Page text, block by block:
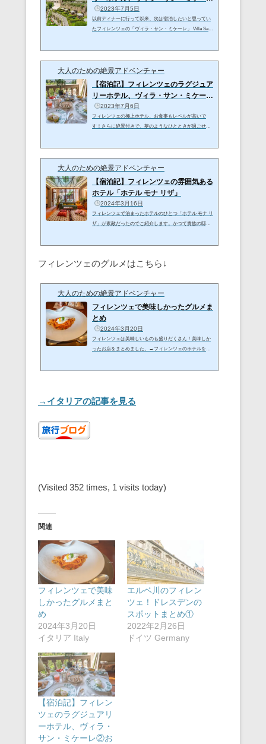
①施設・お...
2023年7月5日
以前ディナーに行って以来、次は宿泊したいと思ってい
たフィレンツェの「ヴィラ・サン・ミケーレ」 Villa San
の思い出に残る極上ホテルでした！->ヴィラ・サン・ミ
園・施設散策 Garden&Facilityお部屋 Room 庭園・施設散
策 Garden&Facilityフィレンツェの街から車で20分ほどの
フィエ―ゾレの丘に...
大人のための絶景アドベンチャー
【宿泊記】フィレンツェのラグジュア
リーホテル、ヴィラ・サン・ミケーレ
②お食事
2023年7月6日
フィレンツェの極上ホテル、お食事もレベルが高いで
す！さらに絶景付きで、夢のようなひとときが過ごせま
レストランは3つ、メインダイニングの「ラ・ロッジア」
ンテ・サン・ミケーレ」（ランチ・ディナー）、プール
サイドにある「サン・ミケーレ・グリル」があります。
どのレストランもフィレンツェの...
大人のための絶景アドベンチャー
【宿泊記】フィレンツェの雰囲気ある
ホテル「ホテル モナ リザ」
2024年3月16日
フィレンツェで泊まったホテルのひとつ「ホテル モナ リ
ザ」が素敵だったのでご紹介します。かつて貴族の邸宅
ナ リザを予約する（Agoda）→ホテル モナ リザを
設・庭園 Facility walkお部屋 Room朝食 Breakfastまとめ
Summary 施設・庭園 Facility walk路地にひっそりと入口
があります。なかなかわかりにく...
フィレンツェのグルメはこちら↓
大人のための絶景アドベンチャー
フィレンツェで美味しかったグルメま
とめ
2024年3月20日
フィレンツェは美味しいものも盛りだくさん！美味しか
ったお店をまとめました。→フィレンツェのホテルを予
（ヴィラ・サン・ミケーレ） 1.Caffè dell'Oro（カフェ・
→イタリアの記事を見る
(Visited 352 times, 1 visits today)
関連
フィレンツェで美味
しかったグルメまと
め
2024年3月20日
イタリア Italy
エルベ川のフィレン
ツェ！ドレスデンの
スポットまとめ①
2022年2月26日
ドイツ Germany
【宿泊記】フィレン
ツェのラグジュアリ
ーホテル、ヴィラ・
サン・ミケーレ②お